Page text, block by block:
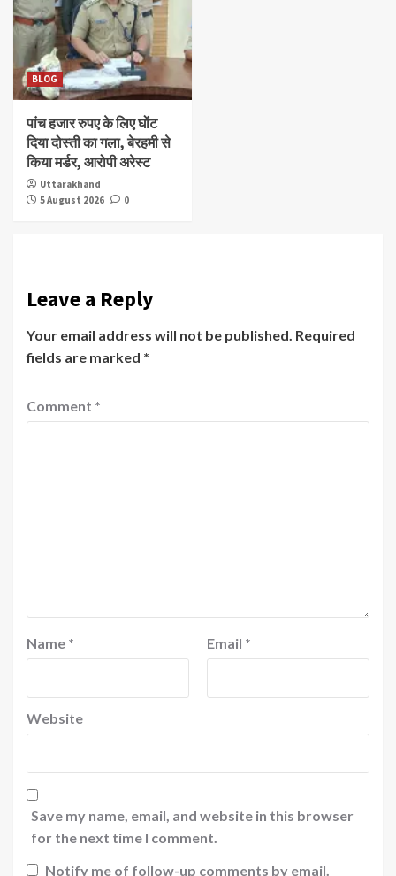
BLOG
पांच हजार रुपए के लिए घोंट
दिया दोस्ती का गला, बेरहमी से
किया मर्डर, आरोपी अरेस्ट
Uttarakhand
5 August 2026
0
Leave a Reply
Your email address will not be published. Required
fields are marked *
Comment *
Name * Email *
Website
Save my name, email, and website in this browser
for the next time I comment.
Notify me of follow-up comments by email.